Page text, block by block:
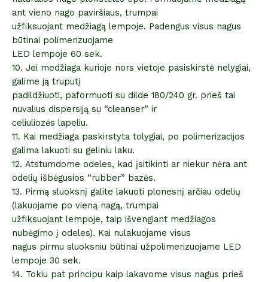
ant vieno nago paviršiaus, trumpai
užfiksuojant medžiagą lempoje. Padengus visus nagus
būtinai polimerizuojame
LED lempoje 60 sek.
10. Jei medžiaga kurioje nors vietoje pasiskirstė nelygiai,
galime ją truputį
padildžiuoti, paformuoti su dilde 180/240 gr. prieš tai
nuvalius dispersiją su “cleanser” ir
celiuliozės lapeliu.
11. Kai medžiaga paskirstyta tolygiai, po polimerizacijos
galima lakuoti su geliniu laku.
12. Atstumdome odeles, kad įsitikinti ar niekur nėra ant
odelių išbėgusios “rubber” bazės.
13. Pirmą sluoksnį galite lakuoti plonesnį arčiau odelių
(lakuojame po vieną nagą, trumpai
užfiksuojant lempoje, taip išvengiant medžiagos
nubėgimo į odeles). Kai nulakuojame visus
nagus pirmu sluoksniu būtinai užpolimerizuojame LED
lempoje 30 sek.
14. Tokiu pat principu kaip lakavome visus nagus prieš